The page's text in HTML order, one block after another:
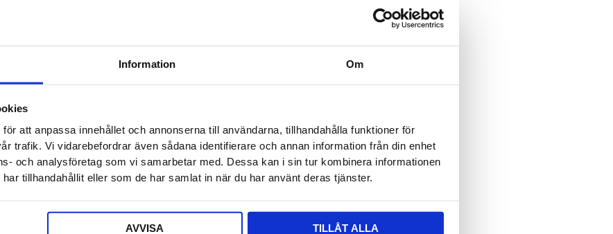
Information Om
att anpassa innehållet och annonserna till användarna, tillhandahålla funktioner för
trafik. Vi vidarebefordrar även sådana identifierare och annan information från din enhet
och analysföretag som vi samarbetar med. Dessa kan i sin tur kombinera informationen
tillhandahållit eller som de har samlat in när du har använt deras tjänster.
AVVISA TILLÅT ALLA
Detta fält är dolt när formuläret visas
Ditt namn*
E-post